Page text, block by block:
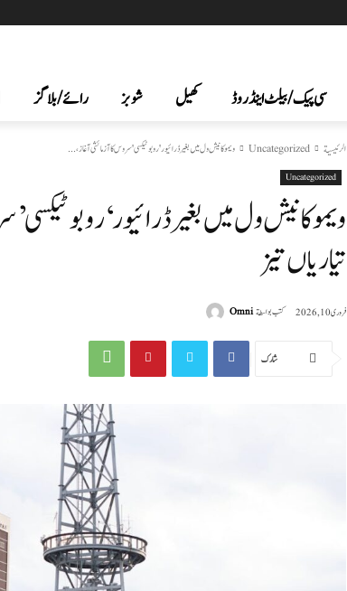
سی پیک /بیلٹ اینڈ روڈ کھیل شوبز رائے/بلاگز
الرئيسية Uncategorized ویمو کا نیش ول میں بغیر ڈرائیور 'روبوٹیکسی' سروس کا آزمائشی آغاز،...
Uncategorized
ویمو کا نیش ول میں بغیر ڈرائیور
تیاریاں تیز
فروری 10, 2026 كتب بواسطةOmni
شارك